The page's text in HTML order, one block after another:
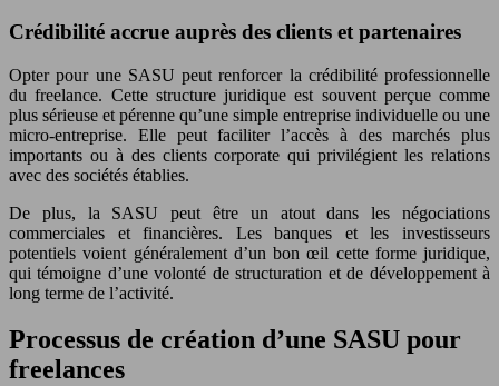
Crédibilité accrue auprès des clients et partenaires
Opter pour une SASU peut renforcer la crédibilité professionnelle
du freelance. Cette structure juridique est souvent perçue comme
plus sérieuse et pérenne qu’une simple entreprise individuelle ou une
micro-entreprise. Elle peut faciliter l’accès à des marchés plus
importants ou à des clients corporate qui privilégient les relations
avec des sociétés établies.
De plus, la SASU peut être un atout dans les négociations
commerciales et financières. Les banques et les investisseurs
potentiels voient généralement d’un bon œil cette forme juridique,
qui témoigne d’une volonté de structuration et de développement à
long terme de l’activité.
Processus de création d’une SASU pour
freelances